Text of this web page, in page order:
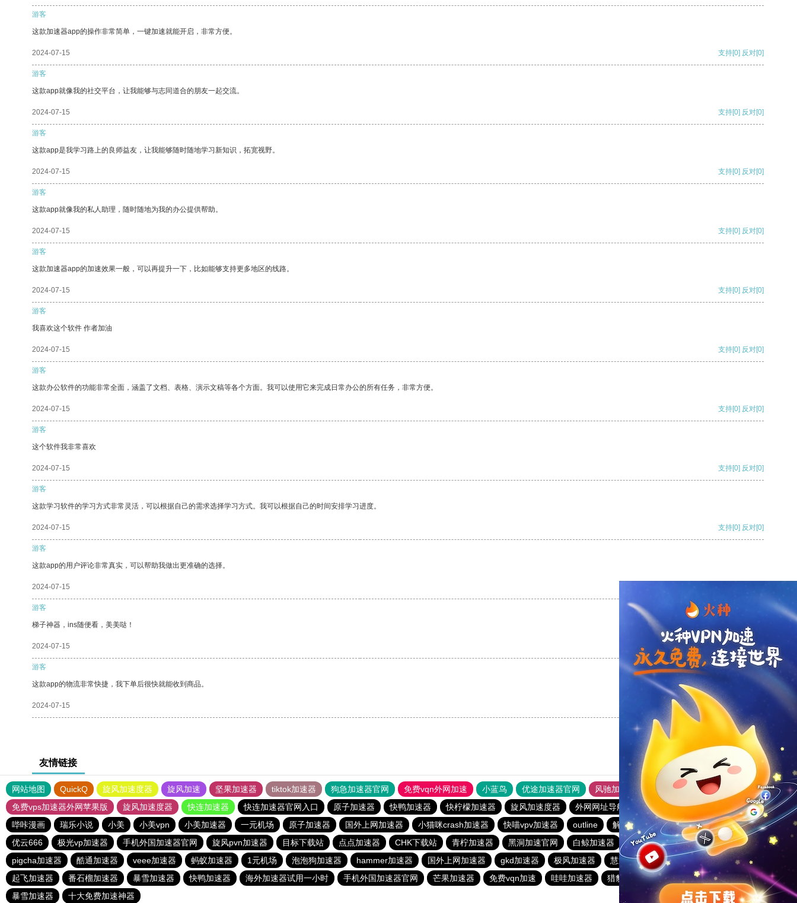
游客
这款加速器app的操作非常简单，一键加速就能开启，非常方便。
2024-07-15 支持[0] 反对[0]
游客
这款app就像我的社交平台，让我能够与志同道合的朋友一起交流。
2024-07-15 支持[0] 反对[0]
游客
这款app是我学习路上的良师益友，让我能够随时随地学习新知识，拓宽视野。
2024-07-15 支持[0] 反对[0]
游客
这款app就像我的私人助理，随时随地为我的办公提供帮助。
2024-07-15 支持[0] 反对[0]
游客
这款加速器app的加速效果一般，可以再提升一下，比如能够支持更多地区的线路。
2024-07-15 支持[0] 反对[0]
游客
我喜欢这个软件 作者加油
2024-07-15 支持[0] 反对[0]
游客
这款办公软件的功能非常全面，涵盖了文档、表格、演示文稿等各个方面。我可以使用它来完成日常办公的所有任务，非常方便。
2024-07-15 支持[0] 反对[0]
游客
这个软件我非常喜欢
2024-07-15 支持[0] 反对[0]
游客
这款学习软件的学习方式非常灵活，可以根据自己的需求选择学习方式。我可以根据自己的时间安排学习进度。
2024-07-15 支持[0] 反对[0]
游客
这款app的用户评论非常真实，可以帮助我做出更准确的选择。
2024-07-15
游客
梯子神器，ins随便看，美美哒！
2024-07-15 支持 [0] 反对 [0]
游客
这款app的物流非常快捷，我下单后很快就能收到商品。
2024-07-15 支持
友情链接
网站地图 QuickQ 旋风加速度器 旋风加速 坚果加速器 tiktok加速器 狗急加速器官网 免费vqn外网加速 小蓝鸟 优途加速器官网 风驰加速器
旋风加速器
免费vps加速器外网苹果版
旋风加速度器 快连加速器 快连加速器官网入口 原子加速器 快鸭加速器 快柠檬加速器 旋风加速度器 外网网址导航 软件中心 雷霆加速
狂飙加速器
哔咔漫画
瑞乐小说 小美 小美vpn 小美加速器 一元机场 原子加速器 国外上网加速器 小猫咪crash加速器 快喵vpv加速器 outline 解锁机 慧通下载站
红海pro加速器
优云666
极光vp加速器 手机外国加速器官网 旋风pvn加速器 目标下载站 点点加速器 CHK下载站 青柠加速器 黑洞加速官网 白鲸加速器 原子加速器
快橙加速器
pigcha加速器
酷通加速器 veee加速器 蚂蚁加速器 1元机场 泡泡狗加速器 hammer加速器 国外上网加速器 gkd加速器 极风加速器 慧通下载站 极风加速器
暴雪加速器
起飞加速器
番石榴加速器 暴雪加速器 快鸭加速器 海外加速器试用一小时 手机外国加速器官网 芒果加速器 免费vqn加速 哇哇加速器 猎豹加速器 gkd加速器
荔枝加速器
暴雪加速器
十大免费加速神器